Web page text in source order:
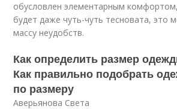
обусловлен элементарным
будет даже чуть-чуть тесновата, это
массу неудобств.
Как определить размер
Как правильно подобрать
по размеру
Аверьянова Света